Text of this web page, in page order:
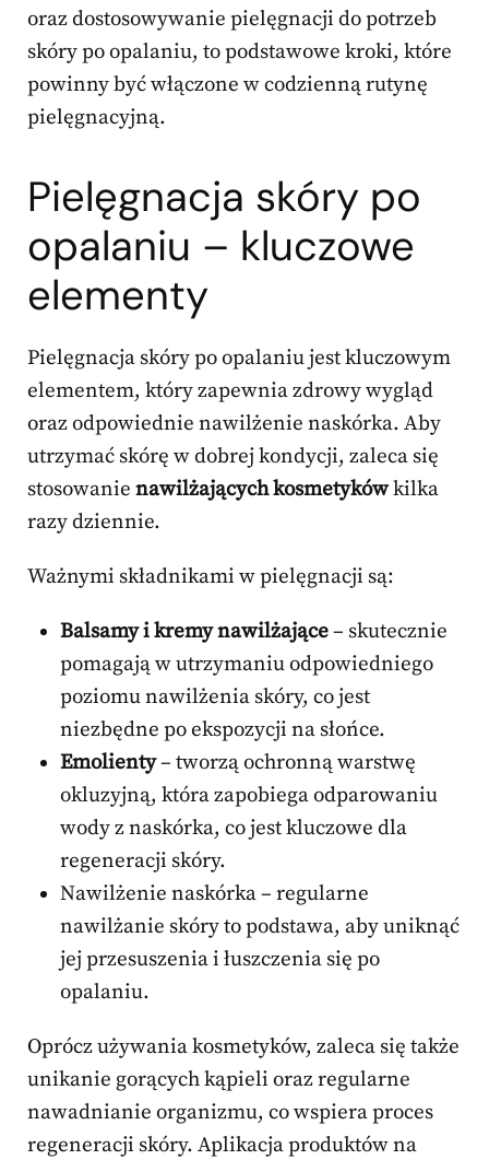
oraz dostosowywanie pielęgnacji do potrzeb
skóry po opalaniu, to podstawowe kroki, które
powinny być włączone w codzienną rutynę
pielęgnacyjną.
Pielęgnacja skóry po
opalaniu – kluczowe
elementy
Pielęgnacja skóry po opalaniu jest kluczowym
elementem, który zapewnia zdrowy wygląd
oraz odpowiednie nawilżenie naskórka. Aby
utrzymać skórę w dobrej kondycji, zaleca się
stosowanie nawilżających kosmetykówkilka
razy dziennie.
Ważnymi składnikami w pielęgnacji są:
Balsamy i kremy nawilżające– skutecznie
pomagają w utrzymaniu odpowiedniego
poziomu nawilżenia skóry, co jest
niezbędne po ekspozycji na słońce.
Emolienty– tworzą ochronną warstwę
okluzyjną, która zapobiega odparowaniu
wody z naskórka, co jest kluczowe dla
regeneracji skóry.
Nawilżenie naskórka – regularne
nawilżanie skóry to podstawa, aby uniknąć
jej przesuszenia i łuszczenia się po
opalaniu.
Oprócz używania kosmetyków, zaleca się także
unikanie gorących kąpieli oraz regularne
nawadnianie organizmu, co wspiera proces
regeneracji skóry. Aplikacja produktów na